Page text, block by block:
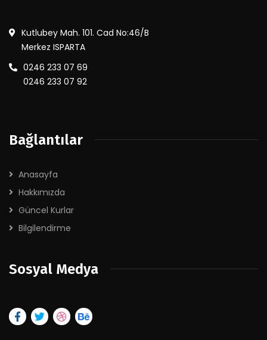
Kutlubey Mah. 101. Cad No:46/B
Merkez ISPARTA
0246 233 07 69
0246 233 07 92
Bağlantılar
Anasayfa
Hakkımızda
Güncel Kurlar
Bilgilendirme
Sosyal Medya